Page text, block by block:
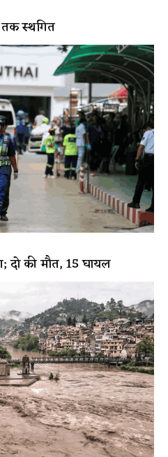
तक स्थगित
दो की मौत, 15 घायल